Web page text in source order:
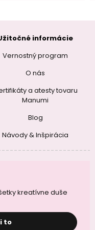
informácie
Vernostný program
O nás
a atesty tovaru
Manumi
Blog
Návody & Inšpirácia
kreatívne duše
to